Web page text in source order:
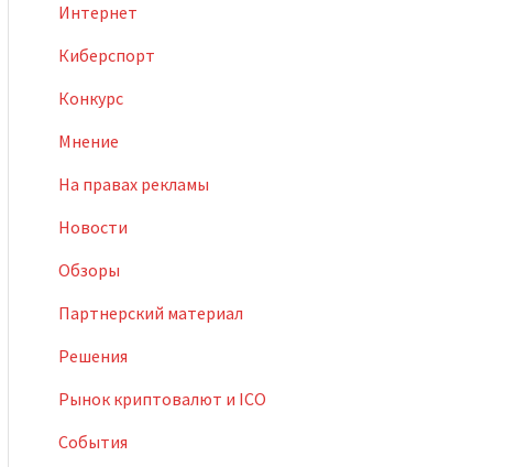
Интернет
Киберспорт
Конкурс
Мнение
На правах рекламы
Новости
Обзоры
Партнерский материал
Решения
Рынок криптовалют и ICO
События